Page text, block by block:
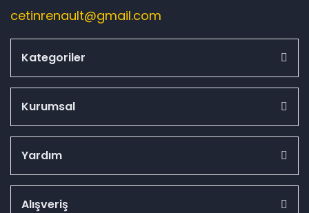
cetinrenault@gmail.com
Kategoriler
Kurumsal
Yardım
Alışveriş